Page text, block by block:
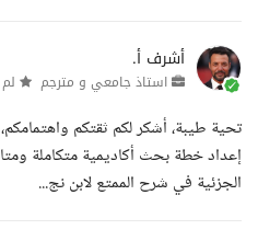
أشرف أ.
استاذ جامعي و مترجم
تحية طيبة، أشكر لكم ثقتكم
إعداد خطة بحث أكاديمية متكاملة
الجزئية في شرح الممتع لابن نج...